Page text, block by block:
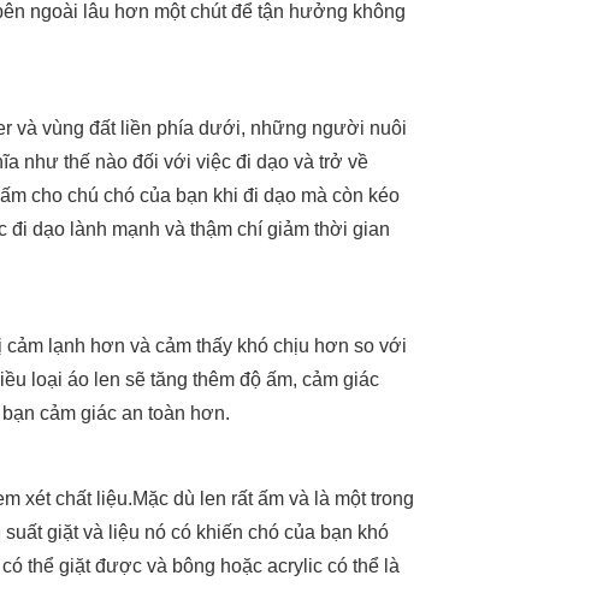
ngoài lâu hơn một chút để tận hưởng không
và vùng đất liền phía dưới, những người nuôi
như thế nào đối với việc đi dạo và trở về
cho chú chó của bạn khi đi dạo mà còn kéo
dạo lành mạnh và thậm chí giảm thời gian
lạnh hơn và cảm thấy khó chịu hơn so với
loại áo len sẽ tăng thêm độ ấm, cảm giác
cảm giác an toàn hơn.
xét chất liệu.Mặc dù len rất ấm và là một trong
giặt và liệu nó có khiến chó của bạn khó
thể giặt được và bông hoặc acrylic có thể là